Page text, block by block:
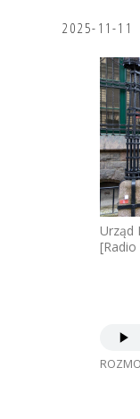
2025-11-11
Urząd